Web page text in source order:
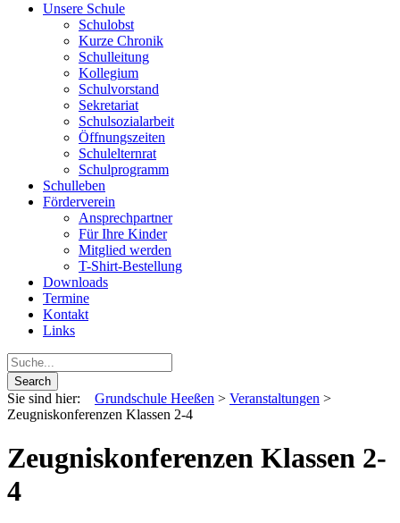
Unsere Schule
Schulobst
Kurze Chronik
Schulleitung
Kollegium
Schulvorstand
Sekretariat
Schulsozialarbeit
Öffnungszeiten
Schulelternrat
Schulprogramm
Schulleben
Förderverein
Ansprechpartner
Für Ihre Kinder
Mitglied werden
T-Shirt-Bestellung
Downloads
Termine
Kontakt
Links
Sie sind hier: Grundschule Heeßen > Veranstaltungen >
Zeugniskonferenzen Klassen 2-4
Zeugniskonferenzen Klassen 2-
4